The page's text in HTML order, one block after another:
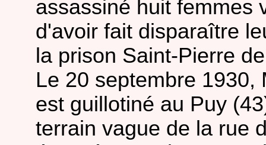
assassiné huit femmes
d'avoir fait disparaître
la prison Saint-Pierre
Le 20 septembre 1930,
est guillotiné au Puy
terrain vague de la rue